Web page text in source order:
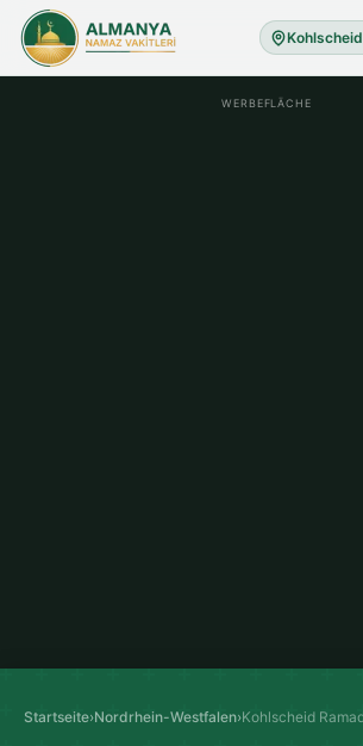
Kohlscheid
WERBEFLÄCHE
Startseite›Nordrhein-Westfalen›